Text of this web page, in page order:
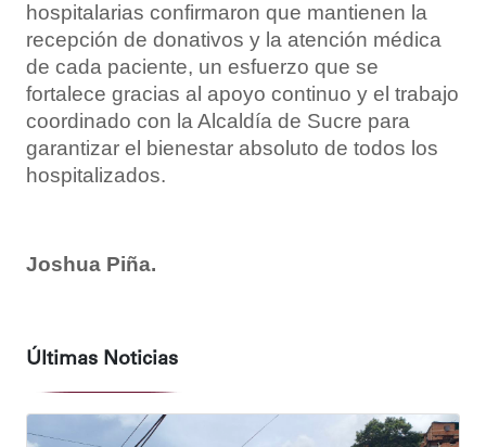
hospitalarias confirmaron que mantienen la
recepción de donativos y la atención médica
de cada paciente, un esfuerzo que se
fortalece gracias al apoyo continuo y el trabajo
coordinado con la Alcaldía de Sucre para
garantizar el bienestar absoluto de todos los
hospitalizados.
Joshua Piña.
Últimas Noticias